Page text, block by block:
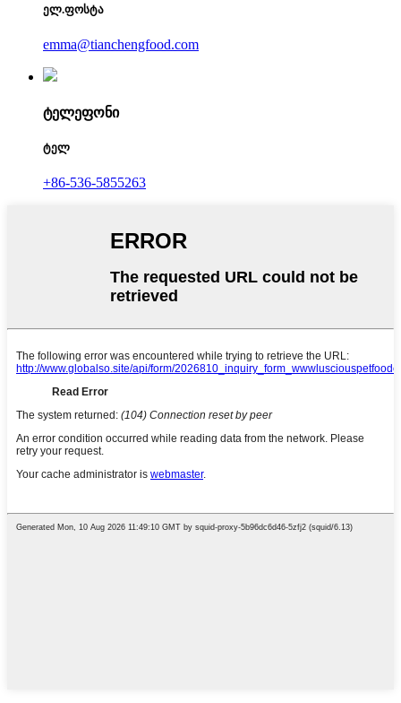
ელ.ფოსტა
emma@tianchengfood.com
ტელეფონი
ტელ
+86-536-5855263